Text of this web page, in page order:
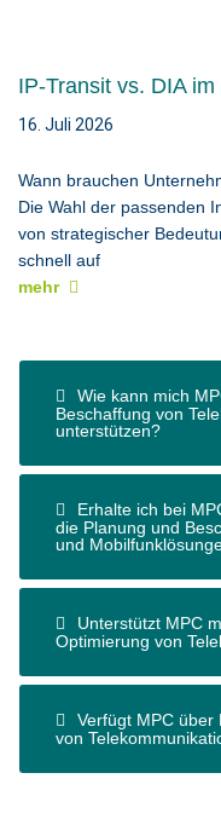
IP-Transit vs. DIA
16. Juli 2026
Wann brauchen
Die Wahl der passenden
von strategischer
schnell auf
mehr
Wie kann mich
Beschaffung von
unterstützen?
Erhalte ich bei
die Planung und
und
Unterstützt MPC
Optimierung von
Verfügt MPC über
von